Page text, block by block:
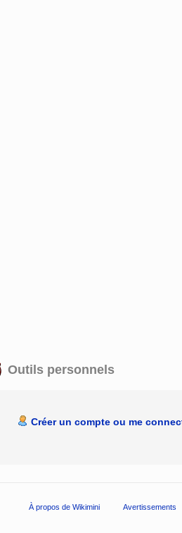
Outils personnels
Créer un compte ou me
À propos de Wikimini Avertissements